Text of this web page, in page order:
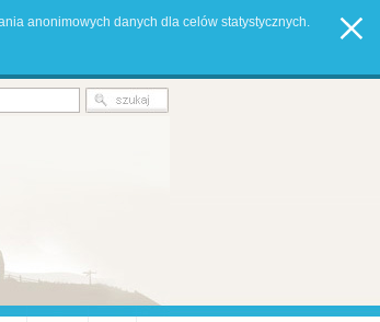
anonimowych danych dla celów statystycznych.